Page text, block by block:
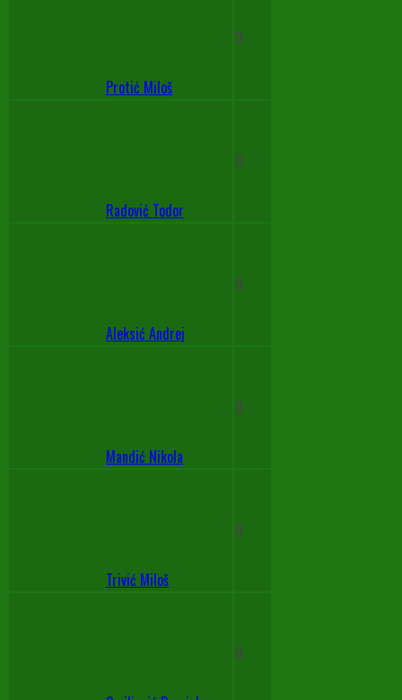
Protić Miloš
0
Radović Todor
0
Aleksić Andrej
0
Mandić Nikola
0
Trivić Miloš
0
0